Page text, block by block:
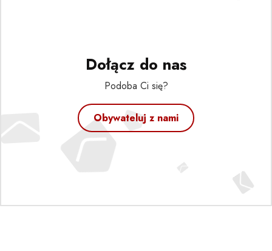
Dołącz do nas
Podoba Ci się?
Obywateluj z nami